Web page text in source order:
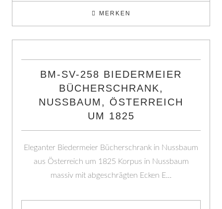
MERKEN
BM-SV-258 BIEDERMEIER
BÜCHERSCHRANK,
NUSSBAUM, ÖSTERREICH
UM 1825
Eleganter Biedermeier Bücherschrank in Nussbaum
aus Österreich um 1825 Korpus in Nussbaum
massiv mit abgeschrägten Ecken E…